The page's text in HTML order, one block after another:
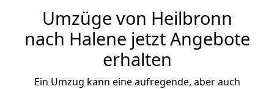
Umzüge von Heilbronn
nach Halene jetzt Angebote
erhalten
Ein Umzug kann eine aufregende, aber auch